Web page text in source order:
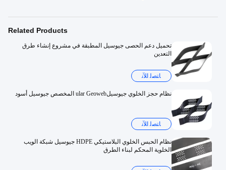
Related Products
تحميل دعم الحصى جيوسيل المطبقة في مشروع إنشاء طرق
التعدين
ﺎﺘﺼﻟ ﺍﻶﻧ
نظام حجز الخلوي جيوسيلular Geoweb المخصص جيوسيل أسود
ﺎﺘﺼﻟ ﺍﻶﻧ
نظام الحبس الخلوي البلاستيكي HDPE جيوسيل شبكة الويب
الخلوية المحكم لبناء الطرق